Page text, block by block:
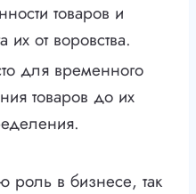
товаров и
их от воровства.
для временного
товаров до их
роль в бизнесе, так